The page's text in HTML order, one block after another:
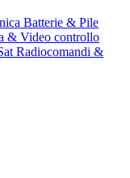
Batterie & Pile
& Video controllo
Radiocomandi &